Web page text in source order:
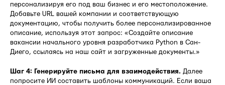
персонализируя его под ваш бизнес и его местоположение.
Добавьте URL вашей компании и соответствующую
документацию, чтобы получить более персонализированное
описание, используя этот запрос: «Создайте описание
вакансии начального уровня разработчика Python в Сан-
Диего, ссылаясь на наш сайт и загруженные документы.»
Шаг 4: Генерируйте письма для взаимодействия. Далее
попросите ИИ составить шаблоны коммуникаций. Если ваша